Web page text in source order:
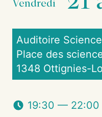
Vendredi
Auditoire
Place des
1348 Ottignies-
19:30 — 22:00